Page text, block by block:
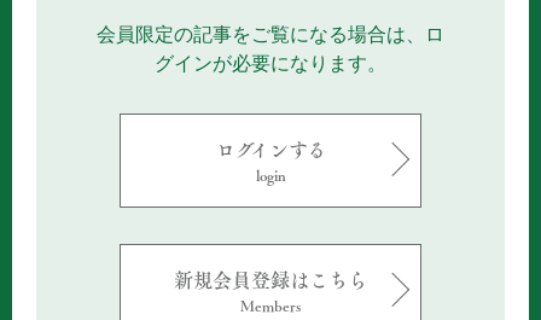
会員限定の記事をご覧になる場合は、ロ
グインが必要になります。
ログインする
login
新規会員登録はこちら
Members